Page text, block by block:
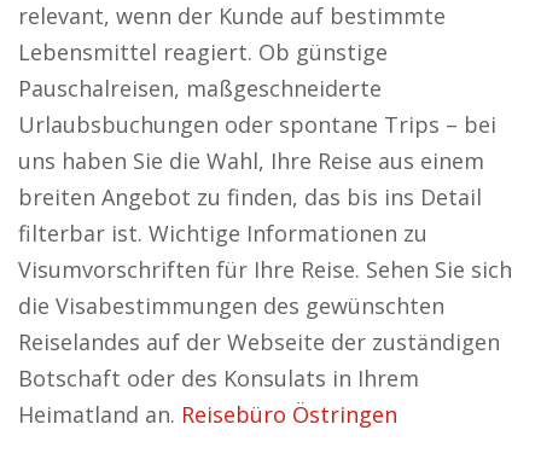
relevant, wenn der Kunde auf bestimmte
Lebensmittel reagiert. Ob günstige
Pauschalreisen, maßgeschneiderte
Urlaubsbuchungen oder spontane Trips – bei
uns haben Sie die Wahl, Ihre Reise aus einem
breiten Angebot zu finden, das bis ins Detail
filterbar ist. Wichtige Informationen zu
Visumvorschriften für Ihre Reise. Sehen Sie sich
die Visabestimmungen des gewünschten
Reiselandes auf der Webseite der zuständigen
Botschaft oder des Konsulats in Ihrem
Heimatland an. Reisebüro Östringen